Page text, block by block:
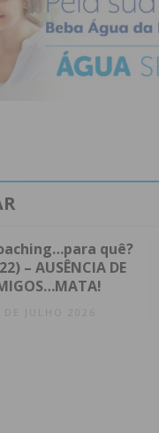
quê?
– AUSÊNCIA DE